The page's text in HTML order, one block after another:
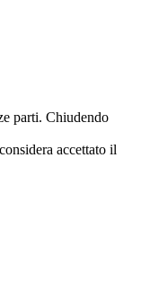
parti. Chiudendo
accettato il